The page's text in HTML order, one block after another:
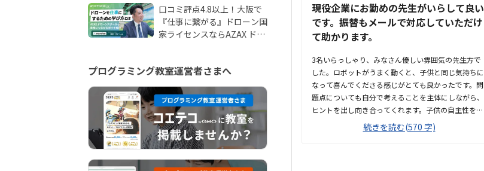
口コミ評点4.8以上！大阪で
『仕事に繋がる』ドローン国
家ライセンスならAZAX ドロ
プログラミング教室運営者さまへ
現役企業にお勤めの先生がいらして良い
です。振替もメールで対応していただけ
て助かります。
3名いらっしゃり、みなさん優しい雰囲気の先生方で
した。ロボットがうまく動くと、子供と同じ気持ちに
なって喜んでくださる感じがとても良かったです。問
題点についても自分で考えることを主体にしながら、
ヒントを出し向き合ってくれます。子供の自主性を重
んじている雰囲気が良いと感じました。ただ子供に全
て丸投げではなく、広い机の上に「教科書とキットを
続きを読む(570 字)